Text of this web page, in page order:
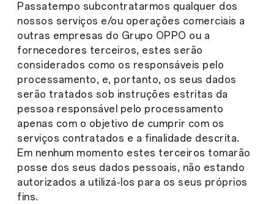
Passatempo subcontratarmos qualquer dos
nossos serviços e/ou operações comerciais a
outras empresas do Grupo OPPO ou a
fornecedores terceiros, estes serão
considerados como os responsáveis pelo
processamento, e, portanto, os seus dados
serão tratados sob instruções estritas da
pessoa responsável pelo processamento
apenas com o objetivo de cumprir com os
serviços contratados e a finalidade descrita.
Em nenhum momento estes terceiros tomarão
posse dos seus dados pessoais, não estando
autorizados a utilizá-los para os seus próprios
fins.